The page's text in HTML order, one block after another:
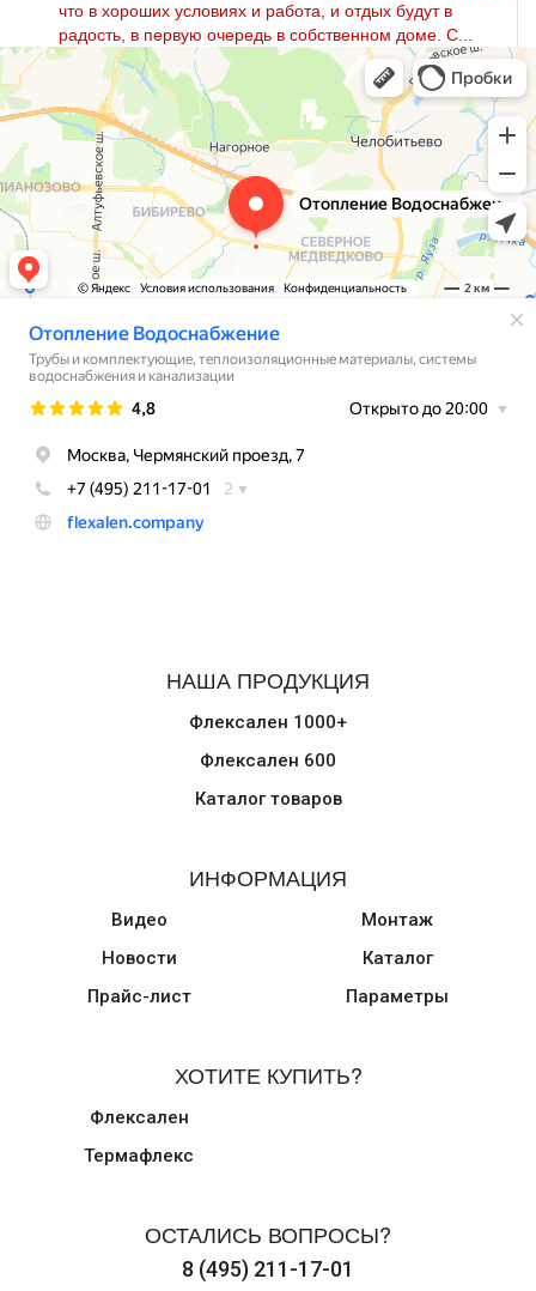
что в хороших условиях и работа, и отдых будут в
радость, в первую очередь в собственном доме. С...
НАША ПРОДУКЦИЯ
Флексален 1000+
Флексален 600
Каталог товаров
ИНФОРМАЦИЯ
Видео
Новости
Прайс-лист
Монтаж
Каталог
Параметры
ХОТИТЕ КУПИТЬ?
Флексален
Термафлекс
ОСТАЛИСЬ ВОПРОСЫ?
8 (495) 211-17-01